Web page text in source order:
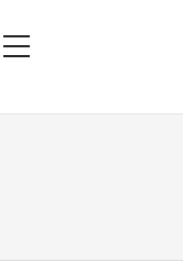
NAVIGATION